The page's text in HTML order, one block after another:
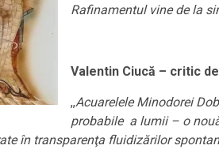
Rafinamentul vine de la
Valentin Ciucă – critic
,,Acuarelele Minodorei
probabile a lumii – o
în transparenţa fluidizărilor